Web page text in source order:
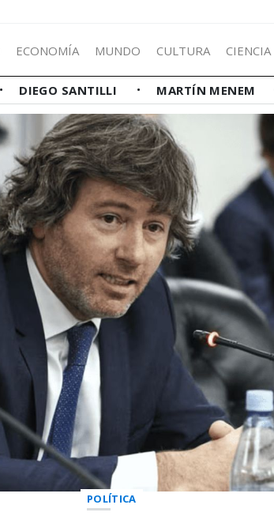
ECONOMÍA MUNDO CULTURA CIENCIA
DIEGO SANTILLI MARTÍN MENEM
POLÍTICA